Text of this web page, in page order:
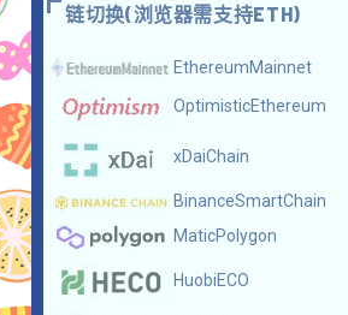
链切换(浏览器需支持ETH)
EthereumMainnet
OptimisticEthereum
xDaiChain
BinanceSmartChain
MaticPolygon
HuobiECO